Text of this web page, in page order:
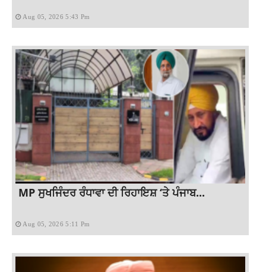
Aug 05, 2026 5:43 Pm
MP ਸੁਖਜਿੰਦਰ ਰੰਧਾਵਾ ਦੀ ਰਿਹਾਇਸ਼ ‘ਤੇ ਪੰਜਾਬ...
Aug 05, 2026 5:11 Pm